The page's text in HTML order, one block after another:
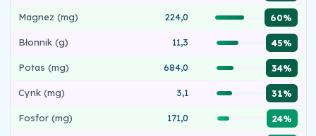
Magnez (mg) 224,0 60%
Błonnik (g) 11,3 45%
Potas (mg) 684,0 34%
Cynk (mg) 3,1 31%
Fosfor (mg) 171,0 24%